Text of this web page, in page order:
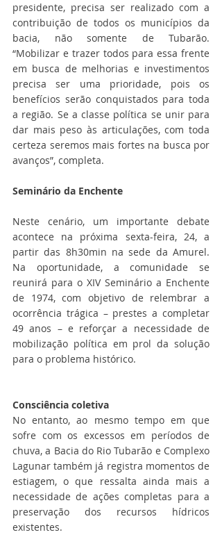
presidente, precisa ser realizado com a
contribuição de todos os municípios da
bacia, não somente de Tubarão.
“Mobilizar e trazer todos para essa frente
em busca de melhorias e investimentos
precisa ser uma prioridade, pois os
benefícios serão conquistados para toda
a região. Se a classe política se unir para
dar mais peso às articulações, com toda
certeza seremos mais fortes na busca por
avanços”, completa.
Seminário da Enchente
Neste cenário, um importante debate
acontece na próxima sexta-feira, 24, a
partir das 8h30min na sede da Amurel.
Na oportunidade, a comunidade se
reunirá para o XIV Seminário a Enchente
de 1974, com objetivo de relembrar a
ocorrência trágica – prestes a completar
49 anos – e reforçar a necessidade de
mobilização política em prol da solução
para o problema histórico.
Consciência coletiva
No entanto, ao mesmo tempo em que
sofre com os excessos em períodos de
chuva, a Bacia do Rio Tubarão e Complexo
Lagunar também já registra momentos de
estiagem, o que ressalta ainda mais a
necessidade de ações completas para a
preservação dos recursos hídricos
existentes.